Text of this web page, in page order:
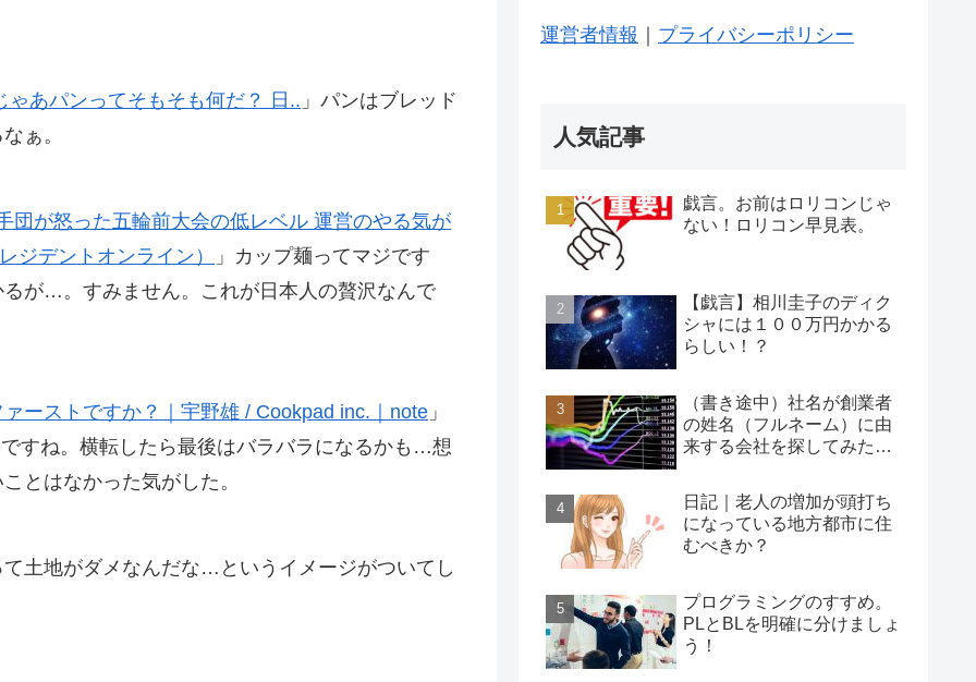
あパンってそもそも何だ？ 日.. 」パンはブレッド
ぁ。
が怒った五輪前大会の低レベル 運営のやる気が
ジデントオンライン）
」カップ麺ってマジです
が…。すみません。これが日本人の贅沢なんで
ーストですか？｜宇野雄 / Cookpad inc.｜note 」
すね。横転したら最後はバラバラになるかも…想
とはなかった気がした。
て土地がダメなんだな…というイメージがついてし
運営者情報 プライバシーポリシー
人気記事
戯言。お前はロリコンじゃ
ない！ロリコン早見表。
【戯言】相川圭子のディク
シャには１００万円かかる
らしい！？
（書き途中）社名が創業者
の姓名（フルネーム）に由
来する会社を探してみた…
日記｜老人の増加が頭打ち
になっている地方都市に住
むべきか？
プログラミングのすすめ。
PLとBLを明確に分けましょ
う！